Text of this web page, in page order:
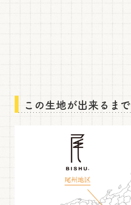
この生地が出来るまで